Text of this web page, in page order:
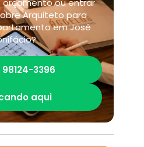
orçamento ou entrar
Arquiteto para
em José
98124-3396
aqui